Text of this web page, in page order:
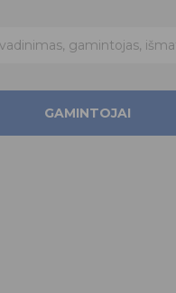
GAMINTOJAI